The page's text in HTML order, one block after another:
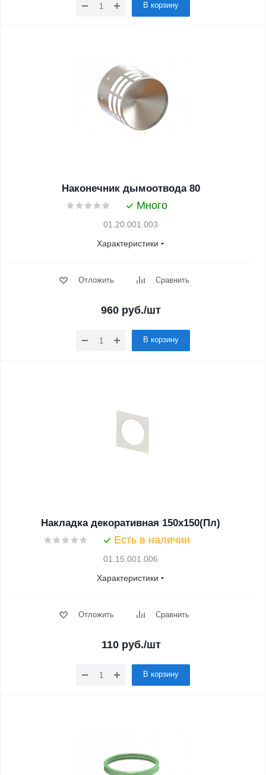
В корзину
Наконечник дымоотвода 80
Много
01.20.001.003
Характеристики
Отложить Сравнить
960 руб./шт
В корзину
Накладка декоративная 150х150(Пл)
Есть в наличии
01.15.001.006
Характеристики
Отложить Сравнить
110руб./шт
В корзину